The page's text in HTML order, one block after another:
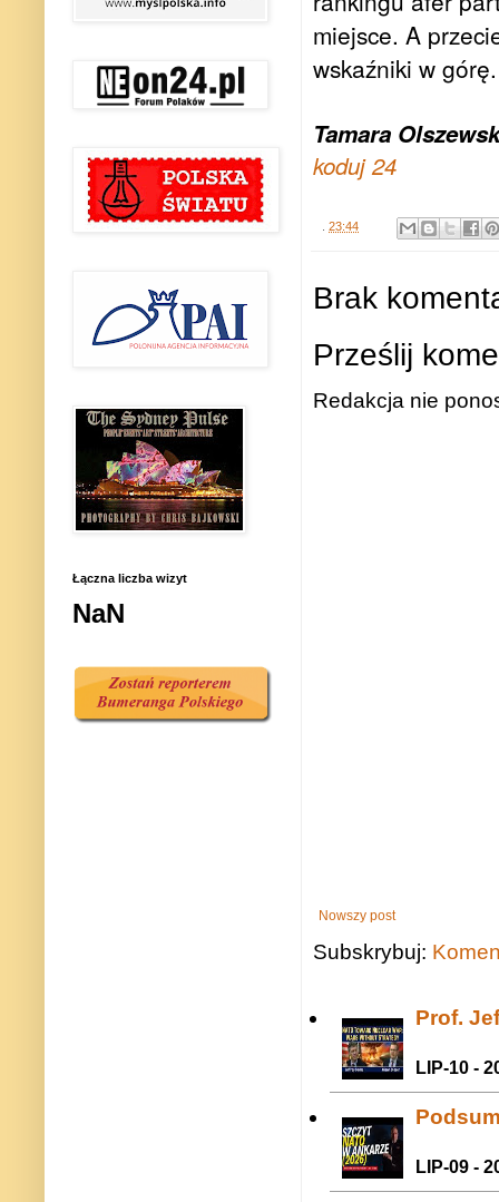
miejsce. A
wskaźniki w
Tamara
koduj 24
. 23:44
Brak
Prześlij
Redakcja nie
Nowszy post
Subskrybuj:
Prof.
LIP-10 -
LIP-09 -
Łączna liczba wizyt
NaN